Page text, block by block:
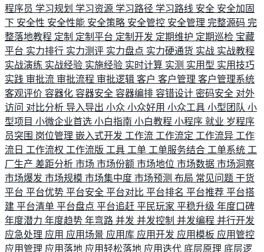
程序员 学习规划 学习资源 学习路径 学习路线 安全 安全加固
下 安全性 安全性能 安全策略 安全管控 安全管理 完整源码 完
整落地教程 定制 定制平台 定制开发 定期维护 定期巡检 宝藏
平台 实力排行 实力测评 实力盘点 实力硬通货 实战 实战教程
实战演练 实战经验 实施经验 实时计算 实测 实用型 实用技巧
实践 审批流 审批流程 审批逻辑 客户 客户管理 客户管理系统
客观评价 容器化 容器安全 容器编排 容错设计 密码安全 对外
访问 对比分析 导入导出 小众 小众好用 小众工具 小型团队 小
型项目 小微企业首选 小白指南 小白教程 小程序 就业 岁程序
员突围 岗位管理 嵌入式开发 工作流 工作流定 工作流异 工作
流日 工作流权 工作流版 工具 工单 工单服务结合 工单系统 工
厂生产 差距分析 市场 市场份额 市场地位 市场数据 市场洞察
市场爆发 市场规模 市场集中度 市场预测 布局 常见问题 干货
平台 平台优势 平台安全 平台对比 平台排名 平台推荐 平台搭
建 平台清单 平台盘点 平台追赶 平民玩家 平稳升级 年度口碑
年度潜力 年度趋势 年弯路 并发 并发控制 并发编程 并行开发
应急处理 应用 应用场景 应用库 应用开发 应用模板 应用管控
应用管理 应用落地 应用轻松落地 应用迭代 底层原理 底层逻